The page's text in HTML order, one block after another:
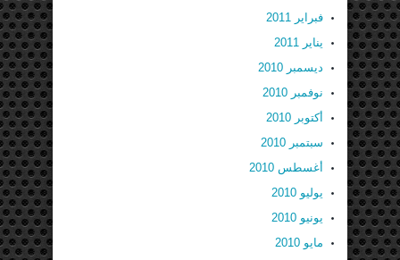
فبراير 2011
يناير 2011
ديسمبر 2010
نوفمبر 2010
أكتوبر 2010
سبتمبر 2010
أغسطس 2010
يوليو 2010
يونيو 2010
مايو 2010